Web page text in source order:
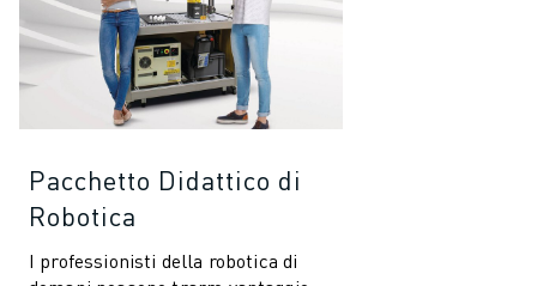
Pacchetto Didattico di
Robotica
I professionisti della robotica di